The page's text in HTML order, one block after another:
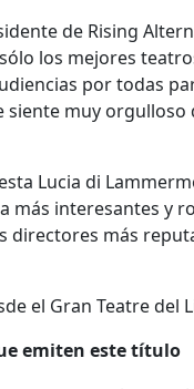
de Rising
los mejores
por todas
siente muy
Lucia di
más interesantes y
directores más
el Gran Teatre del
emiten este título